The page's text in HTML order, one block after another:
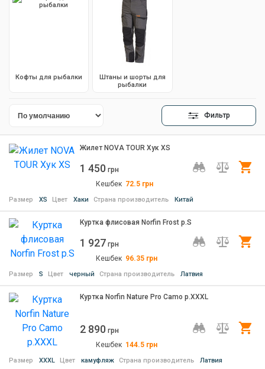
Кофты для рыбалки
Штаны и шорты для
рыбалки
Фильтр
Жилет NOVA TOUR Хук XS
1 450 грн
Кешбек 72.5 грн
Размер XS Цвет Хаки Страна производитель Китай
Куртка флисовая Norfin Frost р.S
1 927 грн
Кешбек 96.35 грн
Размер S Цвет черный Страна производитель Латвия
Куртка Norfin Nature Pro Camo р.XXXL
2 890 грн
Кешбек 144.5 грн
Размер XXXL Цвет камуфляж Страна производитель Латвия